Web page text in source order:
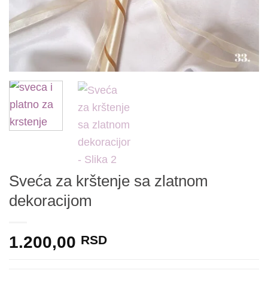
Sveća za krštenje sa zlatnom
dekoracijom
1.200,00 RSD